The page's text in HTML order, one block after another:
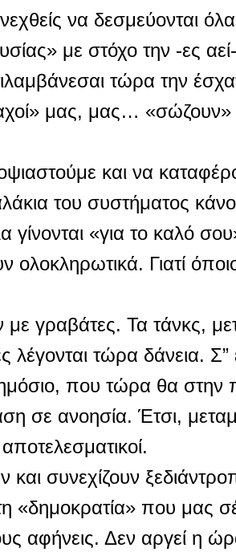
να δεσμεύονται
με στόχο την -ες
τώρα την
μας, μας…
και να
του συστήματος
«για το καλό
Γιατί
γραβάτες. Τα τάνκς,
λέγονται τώρα δάνεια.
που τώρα θα
σε ανοησία. Έτσι,
συνεχίζουν
«δημοκρατία» που μας
αφήνεις. Δεν αργεί η